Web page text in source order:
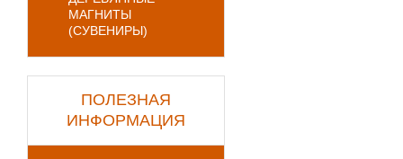
МАГНИТЫ
(СУВЕНИРЫ)
ПОЛЕЗНАЯ
ИНФОРМАЦИЯ